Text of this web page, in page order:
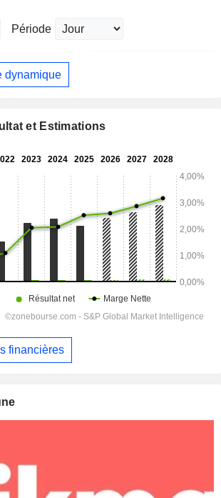
Période
dynamique
et Estimations
financières